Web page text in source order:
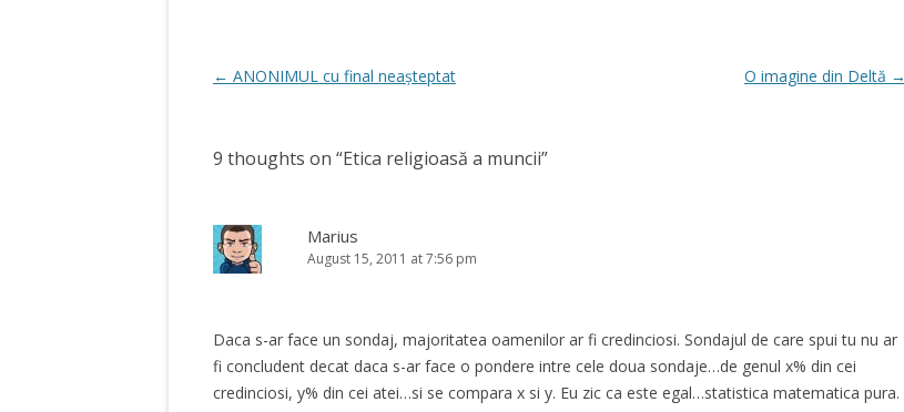
Post
← ANONIMUL cu final neașteptat O imagine din Deltă →
9 thoughts on “Etica religioasă a muncii”
Marius
August 15, 2011 at 7:56 pm
Daca s-ar face un sondaj, majoritatea oamenilor ar fi credinciosi. Sondajul de care spui tu nu ar
fi concludent decat daca s-ar face o pondere intre cele doua sondaje…de genul x% din cei
credinciosi, y% din cei atei…si se compara x si y. Eu zic ca este egal…statistica matematica pura.